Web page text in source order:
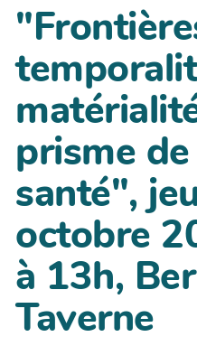
prisme
santé",
octobre
à 13h,
Taverne